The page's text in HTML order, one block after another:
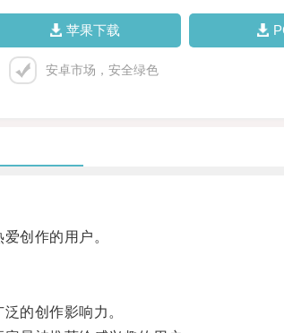
苹果下载
安卓市场，安全绿色
创作的用户。
的创作影响力。